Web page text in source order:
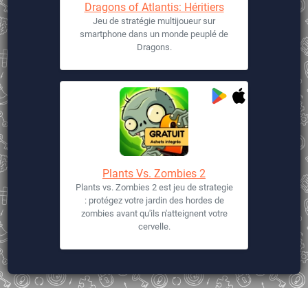
Dragons of Atlantis: Héritiers
Jeu de stratégie multijoueur sur
smartphone dans un monde peuplé de
Dragons.
Plants Vs. Zombies 2
Plants vs. Zombies 2 est jeu de strategie
: protégez votre jardin des hordes de
zombies avant qu'ils n'atteignent votre
cervelle.